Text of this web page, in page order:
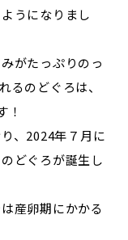
うになりまし
がたっぷりのっ
るのどぐろは、
！
、2024年７月に
どぐろが誕生し
産卵期にかかる